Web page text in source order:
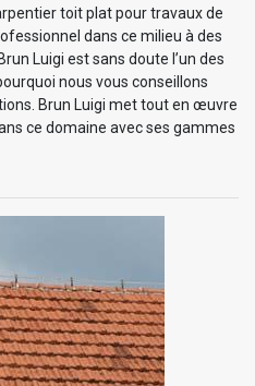
toit plat pour travaux de
dans ce milieu à des
Luigi est sans doute l’un des
nous vous conseillons
Brun Luigi met tout en œuvre
ce domaine avec ses gammes